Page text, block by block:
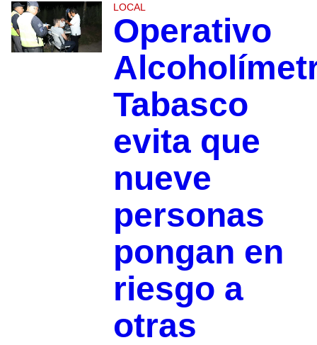
LOCAL
Operativo
Tabasco
evita que
nueve
personas
pongan en
riesgo a
otras